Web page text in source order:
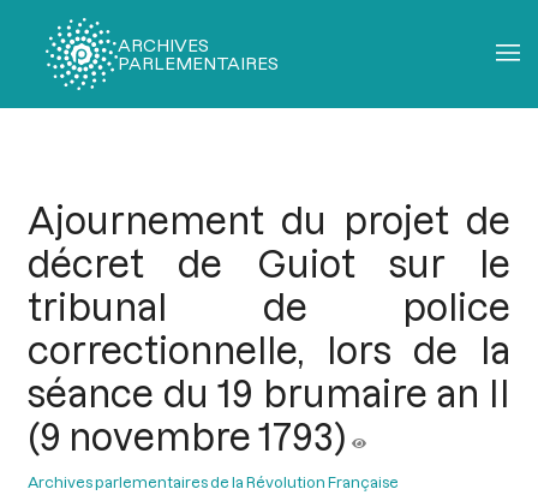
ARCHIVES
PARLEMENTAIRES
Ajournement du projet de
décret de Guiot sur le
tribunal de police
correctionnelle, lors de la
séance du 19 brumaire an II
(9 novembre 1793)
Archives parlementaires de la Révolution Française